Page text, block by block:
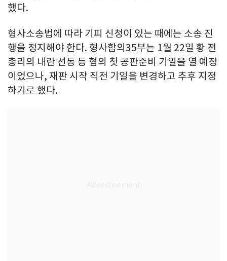
했다.
형사소송법에 따라 기피 신청이 있는 때에는 소송 진
행을 정지해야 한다. 형사합의35부는 1월 22일 황 전
총리의 내란 선동 등 혐의 첫 공판준비 기일을 열 예정
이었으나, 재판 시작 직전 기일을 변경하고 추후 지정
하기로 했다.